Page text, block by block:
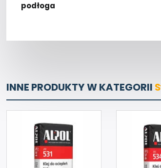
podłoga
INNE PRODUKTY W KATEGORII